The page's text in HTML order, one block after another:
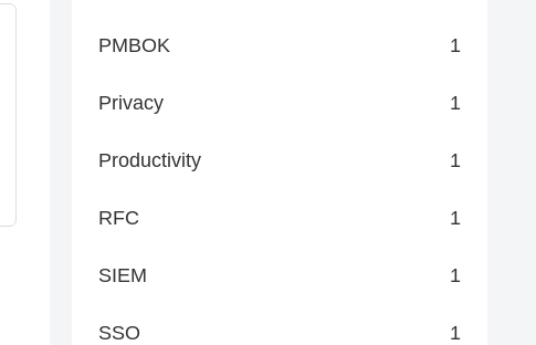
PMBOK 1
Privacy 1
Productivity 1
RFC 1
SIEM 1
SSO 1